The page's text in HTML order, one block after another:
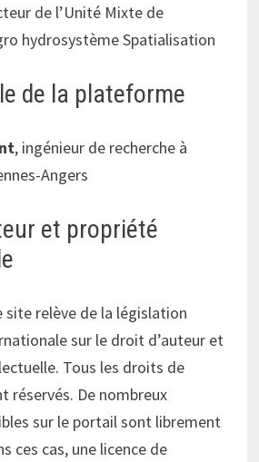
de l’Unité Mixte de
hydrosystème Spatialisation
de la plateforme
, ingénieur de recherche à
Angers
et propriété
site relève de la législation
sur le droit d’auteur et
Tous les droits de
réservés. De nombreux
sur le portail sont librement
ces cas, une licence de